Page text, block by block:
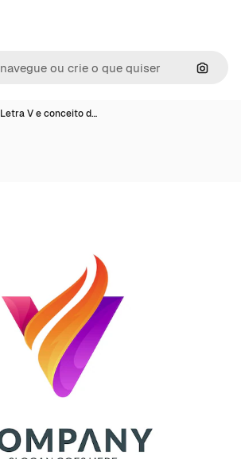
Letra V e conceito d…